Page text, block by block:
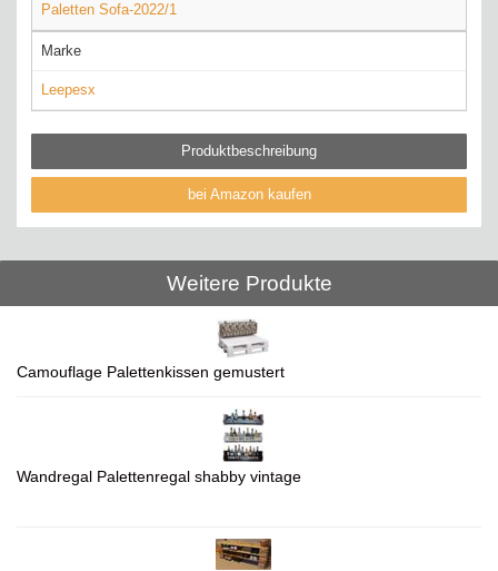
Paletten Sofa-2022/1
Marke
Leepesx
Produktbeschreibung
bei Amazon kaufen
Weitere Produkte
Camouflage Palettenkissen gemustert
Wandregal Palettenregal shabby vintage